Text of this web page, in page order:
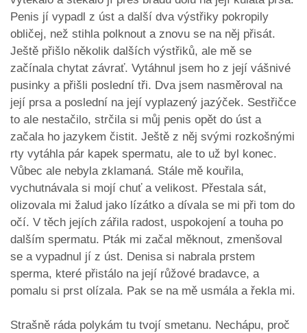
Penis jí vypadl z úst a další dva výstřiky pokropily
obličej, než stihla polknout a znovu se na něj přisát.
Ještě přišlo několik dalších výstřiků, ale mě se
začínala chytat závrať. Vytáhnul jsem ho z její vášnivé
pusinky a přišli poslední tři. Dva jsem nasměroval na
její prsa a poslední na její vyplazený jazýček. Sestřičce
to ale nestačilo, strčila si můj penis opět do úst a
začala ho jazykem čistit. Ještě z něj svými rozkošnými
rty vytáhla pár kapek spermatu, ale to už byl konec.
Vůbec ale nebyla zklamaná. Stále mě kouřila,
vychutnávala si mojí chuť a velikost. Přestala sát,
olizovala mi žalud jako lízátko a dívala se mi při tom do
očí. V těch jejích zářila radost, uspokojení a touha po
dalším spermatu. Pták mi začal měknout, zmenšoval
se a vypadnul jí z úst. Denisa si nabrala prstem
sperma, které přistálo na její růžové bradavce, a
pomalu si prst olízala. Pak se na mě usmála a řekla mi.
Strašně ráda polykám tu tvojí smetanu. Nechápu, proč